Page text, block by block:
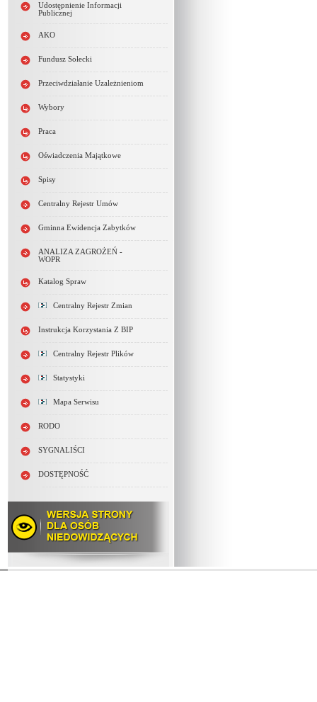
Udostępnienie Informacji
Publicznej
AKO
Fundusz Sołecki
Przeciwdziałanie Uzależnieniom
Wybory
Praca
Oświadczenia Majątkowe
Spisy
Centralny Rejestr Umów
Gminna Ewidencja Zabytków
ANALIZA ZAGROŻEŃ -
WOPR
Katalog Spraw
Centralny Rejestr Zmian
Instrukcja Korzystania Z BIP
Centralny Rejestr Plików
Statystyki
Mapa Serwisu
RODO
SYGNALIŚCI
DOSTĘPNOŚĆ